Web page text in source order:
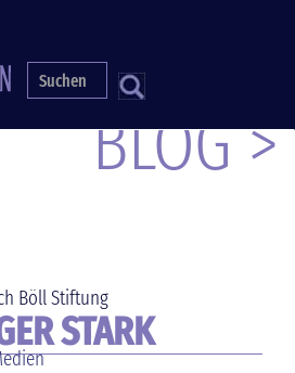
S
BLOG >
Böll Stiftung
STARK